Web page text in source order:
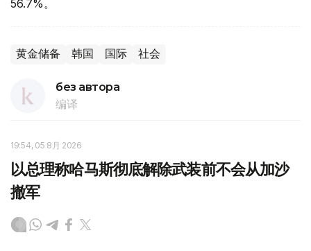
56.7%。
黄金储备 韩国 国际 社会
без автора
编译
19:54, 05 8月 2026
以总理称哈马斯彻底解除武装前不会从加沙
撤军